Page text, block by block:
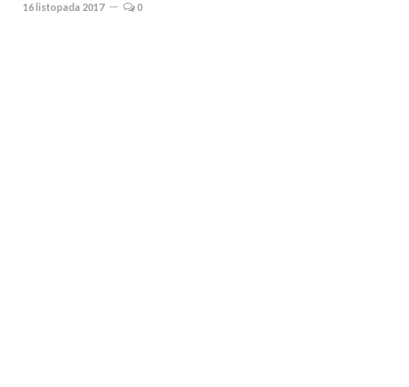
16 listopada 2017 0